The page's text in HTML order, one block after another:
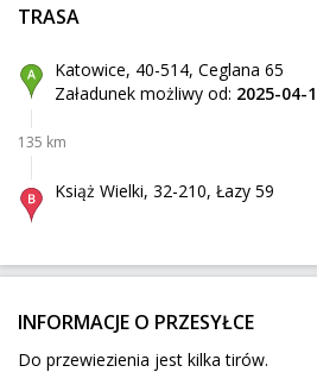
TRASA
Katowice, 40-514, Ceglana 65
Załadunek możliwy od: 2025-04-
135 km
Książ Wielki, 32-210, Łazy 59
INFORMACJE O PRZESYŁCE
Do przewiezienia jest kilka tirów.
volvo xc60
1835 km 2 000 kg
Z: Sokołów
102 km 4 500 kg